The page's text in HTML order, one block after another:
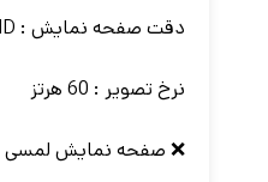
دقت صفحه نمایش : HD
نرخ تصویر : 60 هرتز
❌ صفحه نمایش لمسی